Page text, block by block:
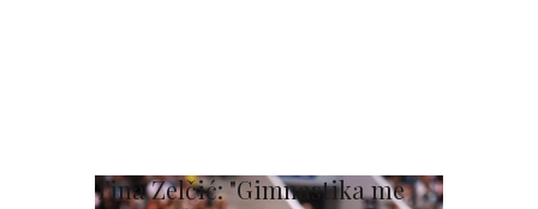
Tina Zelčić: "Gimnastika me